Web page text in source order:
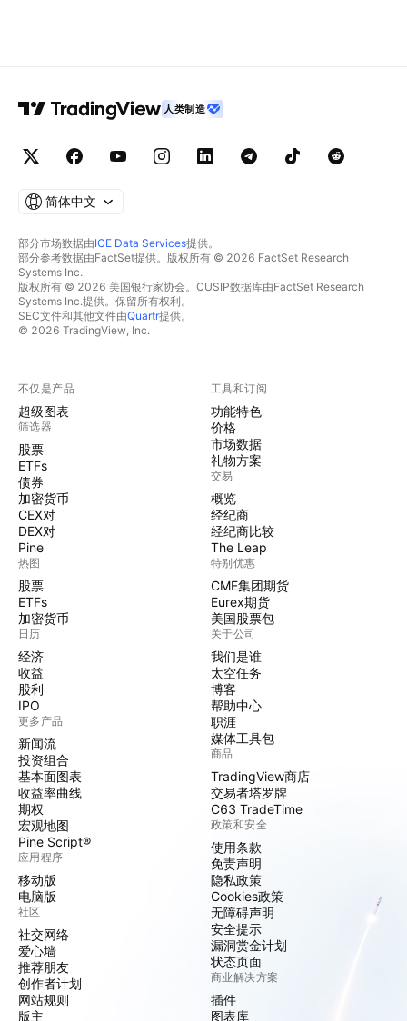
人类制造
简体中文
部分市场数据由ICE Data Services提供。
部分参考数据由FactSet提供。版权所有 © 2026 FactSet Research
Systems Inc.
版权所有 © 2026 美国银行家协会。CUSIP数据库由FactSet Research
Systems Inc.提供。保留所有权利。
SEC文件和其他文件由Quartr提供。
© 2026 TradingView, Inc.
不仅是产品
超级图表
筛选器
股票
ETFs
债券
加密货币
CEX对
DEX对
Pine
热图
股票
ETFs
加密货币
日历
经济
收益
股利
IPO
更多产品
新闻流
投资组合
基本面图表
收益率曲线
期权
宏观地图
Pine Script®
应用程序
移动版
电脑版
社区
社交网络
爱心墙
推荐朋友
创作者计划
网站规则
版主
工具和订阅
功能特色
价格
市场数据
礼物方案
交易
概览
经纪商
经纪商比较
The Leap
特别优惠
CME集团期货
Eurex期货
美国股票包
关于公司
我们是谁
太空任务
博客
帮助中心
职涯
媒体工具包
商品
TradingView商店
交易者塔罗牌
C63 TradeTime
政策和安全
使用条款
免责声明
隐私政策
Cookies政策
无障碍声明
安全提示
漏洞赏金计划
状态页面
商业解决方案
插件
图表库